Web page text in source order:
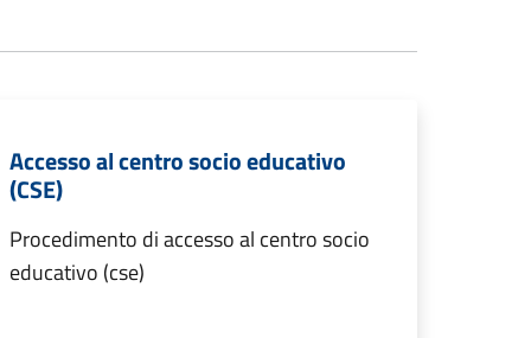
Accesso al centro socio educativo
(CSE)
Procedimento di accesso al centro socio
educativo (cse)